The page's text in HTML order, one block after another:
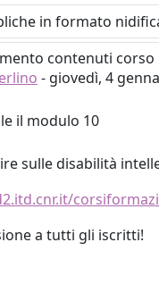
contenuti
- giovedì, 4
risposte: 0
il modulo 10
sulle disabilità
a tutti gli iscritti!